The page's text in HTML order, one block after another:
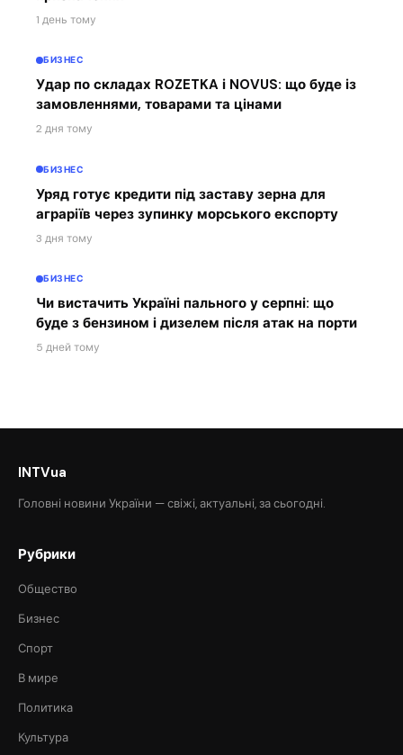
1 день тому
БИЗНЕС
Удар по складах ROZETKA і NOVUS: що буде із
замовленнями, товарами та цінами
2 дня тому
БИЗНЕС
Уряд готує кредити під заставу зерна для
аграріїв через зупинку морського експорту
3 дня тому
БИЗНЕС
Чи вистачить Україні пального у серпні: що
буде з бензином і дизелем після атак на порти
5 дней тому
INTVua
Головні новини України — свіжі, актуальні, за сьогодні.
Рубрики
Общество
Бизнес
Спорт
В мире
Политика
Культура